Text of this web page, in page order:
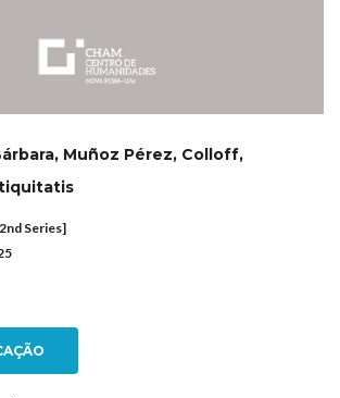
Muñoz Pérez, Colloff,
Series]